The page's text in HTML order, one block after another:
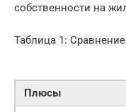
собственности на
Таблица 1:
Плюсы